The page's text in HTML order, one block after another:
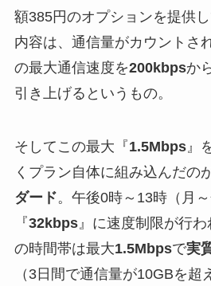
額385円のオプションを提供
内容は、通信量がカウントさ
の最大通信速度を200kbpsか
引き上げるというもの。
そしてこの最大『1.5Mbps』
くプラン自体に組み込んだの
ダード。午後0時～13時（月
『32kbps』に速度制限が行
の時間帯は最大1.5Mbpsで実
（3日間で通信量が10GBを超